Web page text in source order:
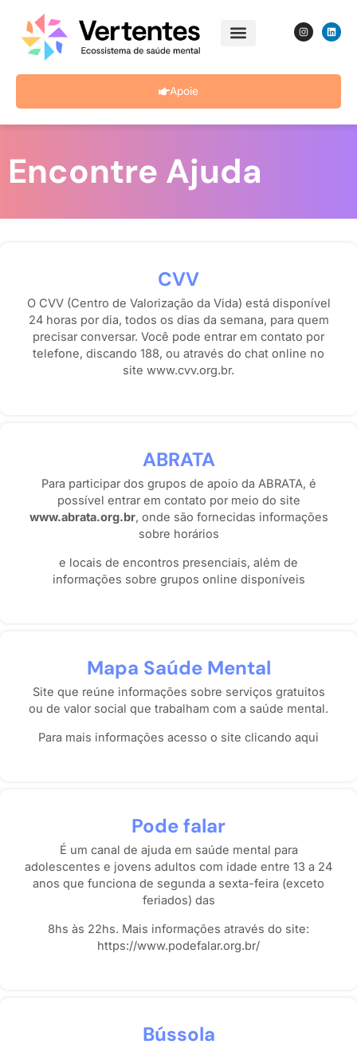
conteúdo
I
n
s
g
L
i
n
d
Apoie
Encontre Ajuda
CVV
O CVV (Centro de Valorização da Vida) está disponível
24 horas por dia, todos os dias da semana, para quem
precisar conversar. Você pode entrar em contato por
telefone, discando 188, ou através do chat online no
site www.cvv.org.br.
ABRATA
Para participar dos grupos de apoio da ABRATA, é
possível entrar em contato por meio do site
www.abrata.org.br, onde são fornecidas informações
sobre horários
e locais de encontros presenciais, além de
informações sobre grupos online disponíveis
Mapa Saúde Mental
Site que reúne informações sobre serviços gratuitos
ou de valor social que trabalham com a saúde mental.
Para mais informações acesso o site clicando aqui
Pode falar
É um canal de ajuda em saúde mental para
adolescentes e jovens adultos com idade entre 13 a 24
anos que funciona de segunda a sexta-feira (exceto
feriados) das
8hs às 22hs. Mais informações através do site:
https://www.podefalar.org.br/
Bússola